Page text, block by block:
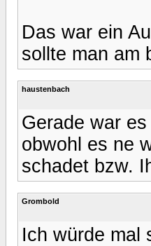
Das war ein
sollte man am
haustenbach
Gerade war
obwohl es ne
schadet bzw.
Grombold
Ich würde mal